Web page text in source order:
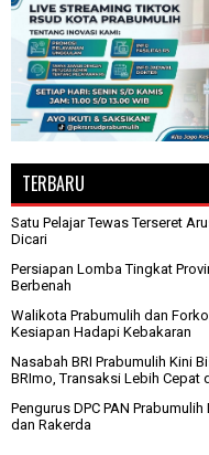
TERBARU
Satu Pelajar Tewas Terseret
Dicari
Persiapan Lomba Tingkat
Berbenah
Walikota Prabumulih dan
Kesiapan Hadapi Kebakaran
Nasabah BRI Prabumulih Kini
BRImo, Transaksi Lebih Cepat
Pengurus DPC PAN
dan Rakerda